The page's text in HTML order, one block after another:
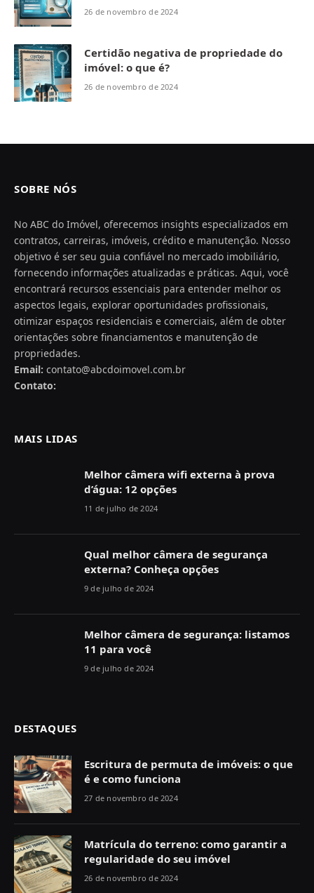
26 de novembro de 2024
Certidão negativa de propriedade do
imóvel: o que é?
26 de novembro de 2024
SOBRE NÓS
No ABC do Imóvel, oferecemos insights especializados em
contratos, carreiras, imóveis, crédito e manutenção. Nosso
objetivo é ser seu guia confiável no mercado imobiliário,
fornecendo informações atualizadas e práticas. Aqui, você
encontrará recursos essenciais para entender melhor os
aspectos legais, explorar oportunidades profissionais,
otimizar espaços residenciais e comerciais, além de obter
orientações sobre financiamentos e manutenção de
propriedades.
Email: contato@abcdoimovel.com.br
Contato:
MAIS LIDAS
Melhor câmera wifi externa à prova
d’água: 12 opções
11 de julho de 2024
Qual melhor câmera de segurança
externa? Conheça opções
9 de julho de 2024
Melhor câmera de segurança: listamos
11 para você
9 de julho de 2024
DESTAQUES
Escritura de permuta de imóveis: o que
é e como funciona
27 de novembro de 2024
Matrícula do terreno: como garantir a
regularidade do seu imóvel
26 de novembro de 2024